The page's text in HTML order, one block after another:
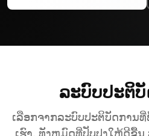
ລະບົບ​ປະຕິ
ເລືອກຈາກລະບົບປະຕິບັດການ
ເຮົາ, ທັງຫມົດທີ່ປັບປຸງໃຫ້ດີຂື້ນ